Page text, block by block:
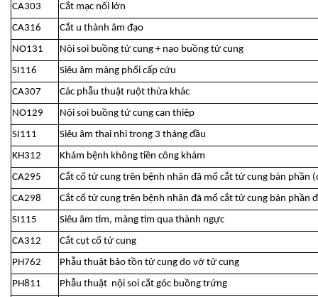
CA303
Cắt mạc nối lớn
CA316
Cắt u thành âm đạo
NO131
Nội soi buồng tử cung + nạo buồng tử cung
SI116
Siêu âm màng phổi cấp cứu
CA307
Các phẫu thuật ruột thừa khác
NO129
Nội soi buồng tử cung can thiệp
SI111
Siêu âm thai nhi trong 3 tháng đầu
KH312
Khám bệnh không tiền công khám
CA295
Cắt cổ tử cung trên bệnh nhân đã mổ cắt tử cung bán phần
CA298
Cắt cổ tử cung trên bệnh nhân đã mổ cắt tử cung bán phần
SI115
Siêu âm tim, màng tim qua thành ngực
CA312
Cắt cụt cổ tử cung
PH762
Phẫu thuật bảo tồn tử cung do vỡ tử cung
PH811
Phẫu thuật nội soi cắt góc buồng trứng